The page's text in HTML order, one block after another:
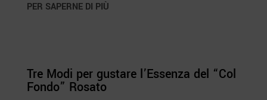
PER SAPERNE DI PIÙ
Tre Modi per gustare l’Essenza del “Col
Fondo” Rosato